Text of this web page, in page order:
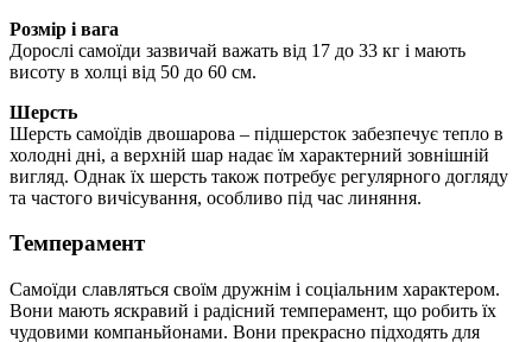
Розмір і вага
Дорослі самоїди зазвичай важать від 17 до 33 кг і мають
висоту в холці від 50 до 60 см.
Шерсть
Шерсть самоїдів двошарова – підшерсток забезпечує тепло в
холодні дні, а верхній шар надає їм характерний зовнішній
вигляд. Однак їх шерсть також потребує регулярного догляду
та частого вичісування, особливо під час линяння.
Темперамент
Самоїди славляться своїм дружнім і соціальним характером.
Вони мають яскравий і радісний темперамент, що робить їх
чудовими компаньйонами. Вони прекрасно підходять для